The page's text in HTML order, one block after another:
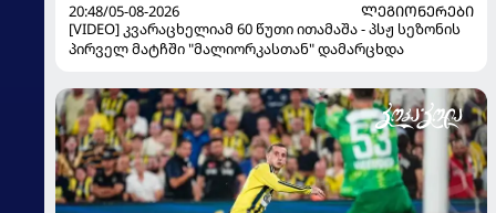
20:48/05-08-2026
ᲚᲔᲒᲘᲝᲜᲔᲠᲔᲑᲘ
[VIDEO] კვარაცხელიამ 60 წუთი ითამაშა - პსჟ სეზონის
პირველ მატჩში "მალიორკასთან" დამარცხდა